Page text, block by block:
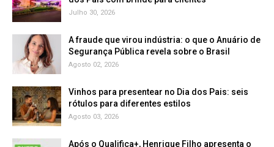
Julho 30, 2026
A fraude que virou indústria: o que o Anuário de
Segurança Pública revela sobre o Brasil
Agosto 02, 2026
Vinhos para presentear no Dia dos Pais: seis
rótulos para diferentes estilos
Agosto 03, 2026
Após o Qualifica+, Henrique Filho apresenta o